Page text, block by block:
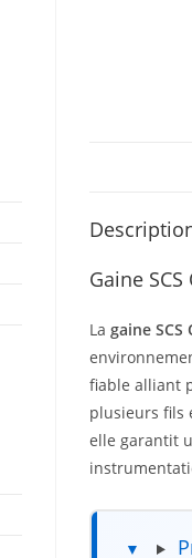
Gaine
La gaine SCS
fiable alliant
plusieurs fils
elle garantit